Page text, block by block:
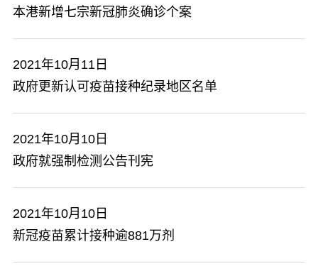
本港新增七宗新冠肺炎确诊个案
2021年10月11日
政府更新认可疫苗接种纪录地区名单
2021年10月10日
政府就强制检测公告刊宪
2021年10月10日
新冠疫苗累计接种逾881万剂